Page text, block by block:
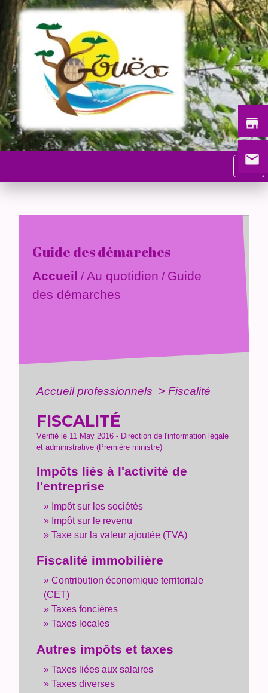
menu
Guide des démarches
Accueil / Au quotidien / Guide
des démarches
Accueil professionnels > Fiscalité
FISCALITÉ
Vérifié le 11 May 2016 - Direction de l'information légale
et administrative (Première ministre)
Impôts liés à l'activité de
l'entreprise
Impôt sur les sociétés
Impôt sur le revenu
Taxe sur la valeur ajoutée (TVA)
Fiscalité immobilière
Contribution économique territoriale
(CET)
Taxes foncières
Taxes locales
Autres impôts et taxes
Taxes liées aux salaires
Taxes diverses
store
email